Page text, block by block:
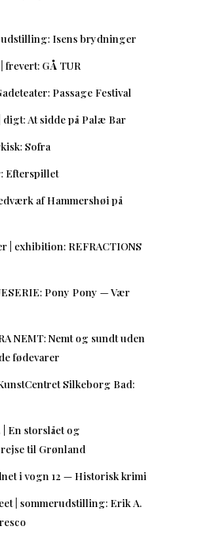
udstilling: Isens brydninger
frevert: GÅ TUR
Passage Festival
digt: At sidde på Palæ Bar
Sofra
Efterspillet
af Hammershøi på
| exhibition: REFRACTIONS
Pony Pony — Vær
NEMT: Nemt og sundt uden
fødevarer
Silkeborg Bad:
| En storslået og
til Grønland
i vogn 12 — Historisk krimi
| sommerudstilling: Erik A.